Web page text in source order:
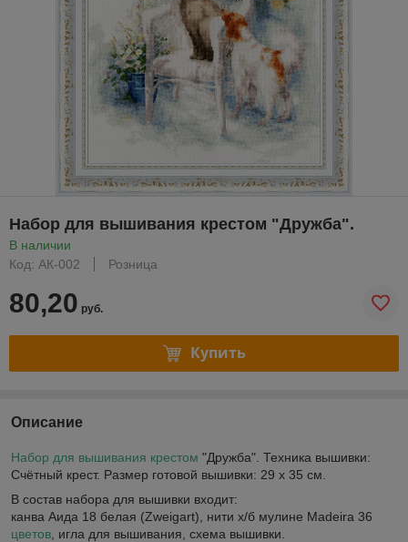
Набор для вышивания крестом "Дружба".
В наличии
Код: АК-002
Розница
80,20 руб.
Купить
Описание
Набор для вышивания крестом "Дружба". Техника вышивки:
Счётный крест. Размер готовой вышивки: 29 х 35 см.
В состав набора для вышивки входит:
канва Аида 18 белая (Zweigart), нити х/б мулине Madeira 36
цветов , игла для вышивания, схема вышивки.